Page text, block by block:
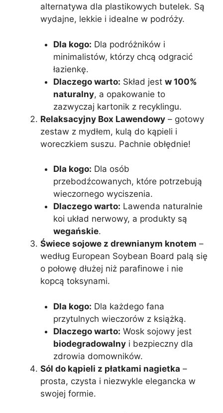
alternatywa dla plastikowych butelek. Są
wydajne, lekkie i idealne w podróży.
Dla kogo: Dla podróżników i
minimalistów, którzy chcą odgracić
łazienkę.
Dlaczego warto: Skład jest w 100%
naturalny, a opakowanie to
zazwyczaj kartonik z recyklingu.
Relaksacyjny Box Lawendowy – gotowy
zestaw z mydłem, kulą do kąpieli i
woreczkiem suszu. Pachnie obłędnie!
Dla kogo: Dla osób
przebodźcowanych, które potrzebują
wieczornego wyciszenia.
Dlaczego warto: Lawenda naturalnie
koi układ nerwowy, a produkty są
wegańskie.
Świece sojowe z drewnianym knotem –
według European Soybean Board palą się
o połowę dłużej niż parafinowe i nie
kopcą toksynami.
Dla kogo: Dla każdego fana
przytulnych wieczorów z książką.
Dlaczego warto: Wosk sojowy jest
biodegradowalnyi bezpieczny dla
zdrowia domowników.
Sól do kąpieli z płatkami nagietka –
prosta, czysta i niezwykle elegancka w
swojej formie.